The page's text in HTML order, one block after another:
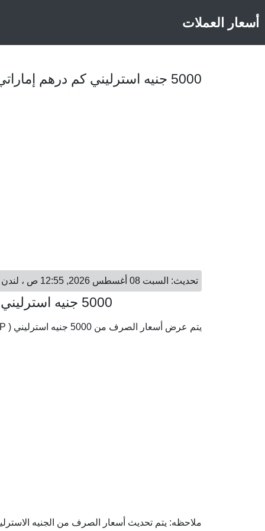
أسعار العملات
5000 جنيه استرليني كم درهم إماراتي
تحديث: السبت 08 أغسطس 2026, 12:55 ص ، لندن - السبت 08 أغسطس 2026, 03:55 ص ، دوباي
5000 جنيه استرليني = 24,777.26 درهم إماراتي
يتم عرض أسعار الصرف من 5000 جنيه استرليني ( GBP) إلى الدرهم الإماراتي ( AED) وفقا لأحدث أسعار الصرف.
ملاحظه: يتم تحديث أسعار الصرف من الجنيه